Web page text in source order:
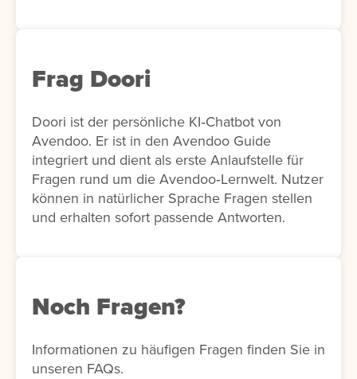
Frag Doori
Doori ist der persönliche KI‑Chatbot von
Avendoo. Er ist in den Avendoo Guide
integriert und dient als erste Anlaufstelle für
Fragen rund um die Avendoo‑Lernwelt. Nutzer
können in natürlicher Sprache Fragen stellen
und erhalten sofort passende Antworten.
Noch Fragen?
Informationen zu häufigen Fragen finden Sie in
unseren FAQs.